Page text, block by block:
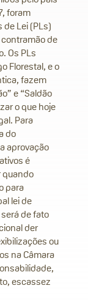
foram
Lei (PLs)
de
Os PLs
Florestal, e o
fazem
e “Saldão
o que hoje
Para
do
aprovação
é
quando
para
lei de
de fato
der
ou
na Câmara
escassez